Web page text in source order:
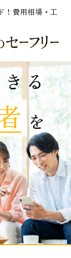
！費用相場・工